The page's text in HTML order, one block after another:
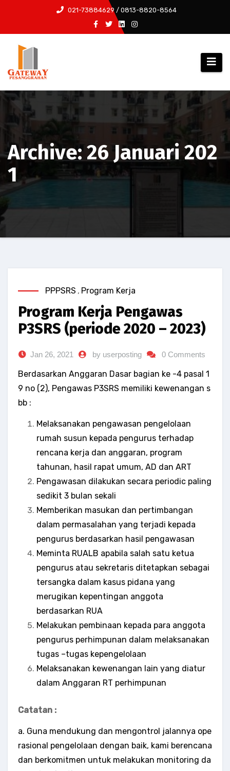
content
021-73884629 / 0813-8820-8564
Archive: 26 Januari 202
1
PPPSRS , Program Kerja
Program Kerja Pengawas
P3SRS (periode 2020 – 2023)
Jan 26, 2021 by userposting 0 Comments
Berdasarkan Anggaran Dasar bagian ke -4 pasal 1
9 no (2), Pengawas P3SRS memiliki kewenangan s
bb :
Melaksanakan pengawasan pengelolaan
rumah susun kepada pengurus terhadap
rencana kerja dan anggaran, program
tahunan, hasil rapat umum, AD dan ART
Pengawasan dilakukan secara periodic paling
sedikit 3 bulan sekali
Memberikan masukan dan pertimbangan
dalam permasalahan yang terjadi kepada
pengurus berdasarkan hasil pengawasan
Meminta RUALB apabila salah satu ketua
pengurus atau sekretaris ditetapkan sebagai
tersangka dalam kasus pidana yang
merugikan kepentingan anggota
berdasarkan RUA
Melakukan pembinaan kepada para anggota
pengurus perhimpunan dalam melaksanakan
tugas –tugas kepengelolaan
Melaksanakan kewenangan lain yang diatur
dalam Anggaran RT perhimpunan
Catatan :
a. Guna mendukung dan mengontrol jalannya ope
rasional pengelolaan dengan baik, kami berencana
dan berkomitmen untuk melakukan monitoring da